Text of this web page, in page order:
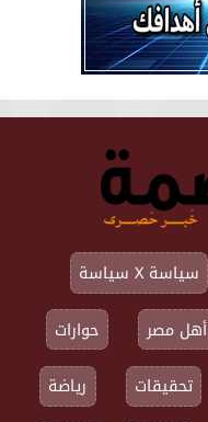
سياسة X سياسة
أهل مصر
حوارات
تحقيقات
رياضة